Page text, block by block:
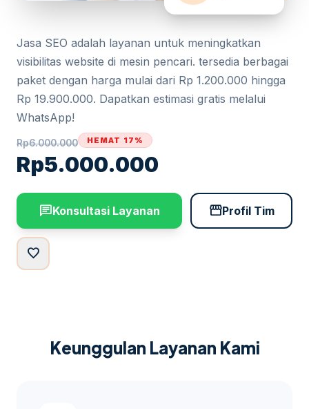
Jasa SEO adalah layanan untuk meningkatkan
visibilitas website di mesin pencari. tersedia berbagai
paket dengan harga mulai dari Rp 1.200.000 hingga
Rp 19.900.000. Dapatkan estimasi gratis melalui
WhatsApp!
Rp6.000.000
Rp5.000.000
HEMAT 17%
chatKonsultasi Layanan storefrontProfil Tim
favorite
Keunggulan Layanan Kami